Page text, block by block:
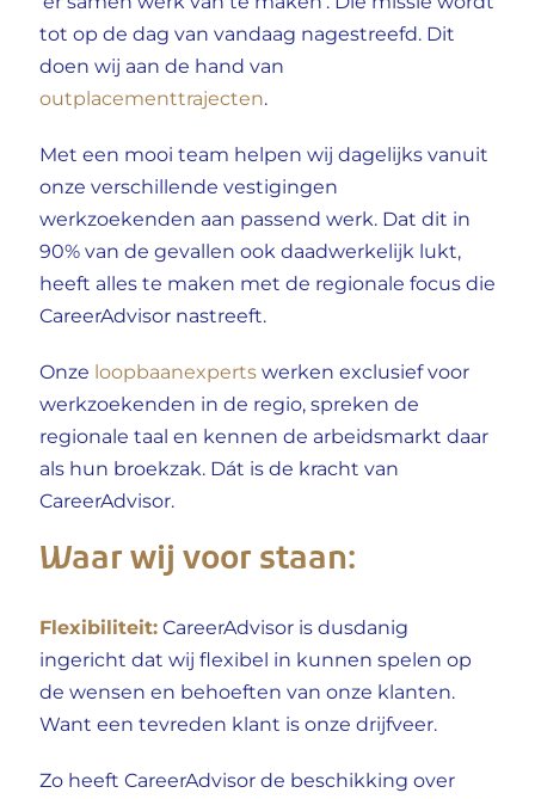
tot op de dag van vandaag nagestreefd. Dit
doen wij aan de hand van
outplacementtrajecten.
Met een mooi team helpen wij dagelijks vanuit
onze verschillende vestigingen
werkzoekenden aan passend werk. Dat dit in
90% van de gevallen ook daadwerkelijk lukt,
heeft alles te maken met de regionale focus die
CareerAdvisor nastreeft.
Onze loopbaanexpertswerken exclusief voor
werkzoekenden in de regio, spreken de
regionale taal en kennen de arbeidsmarkt daar
als hun broekzak. Dát is de kracht van
CareerAdvisor.
Waar wij voor staan:
Flexibiliteit:CareerAdvisor is dusdanig
ingericht dat wij flexibel in kunnen spelen op
de wensen en behoeften van onze klanten.
Want een tevreden klant is onze drijfveer.
Zo heeft CareerAdvisor de beschikking over